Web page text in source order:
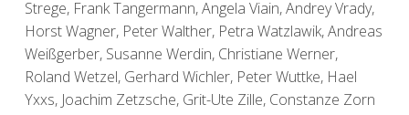
Strege, Frank Tangermann, Angela Viain, Andrey Vrady,
Horst Wagner, Peter Walther, Petra Watzlawik, Andreas
Weißgerber, Susanne Werdin, Christiane Werner,
Roland Wetzel, Gerhard Wichler, Peter Wuttke, Hael
Yxxs, Joachim Zetzsche, Grit-Ute Zille, Constanze Zorn